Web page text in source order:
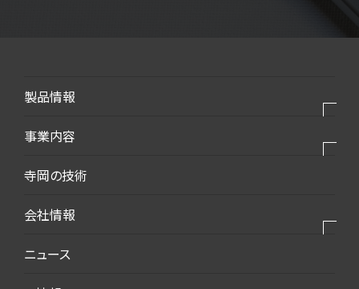
製品情報
製品⼀覧
モビリティ・新エネルギー
生活・梱包
事業内容
私たちの事業
私たちの強み
2025VISION
寺岡の技術
会社情報
ニュース